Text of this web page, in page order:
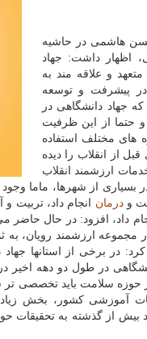
هاشمی در حاشیه
اظهار داشت: جهاد
و علاقه مند به
پیشرفت و توسعه
كه جهاد دانشگاهی در
و حتما از این ظرفیت
های مختلف استفاده
از انقلاب را دیده
ارزشمند انقلاب
از شهرها، ماما وجود
ودرمان انجام داد، تربیت
داد، افزود: در حال حاضر
ارزشمند رویان، به
كرد: در برخی از استانها
در طول دو دهه اخیر
سلامت باید تخصصی تر
آموزشی كشور، بخش
بیش از گذشته به تحقیقات